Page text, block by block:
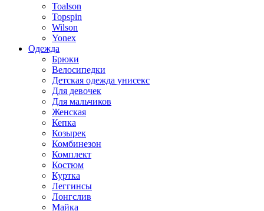
Toalson
Topspin
Wilson
Yonex
Одежда
Брюки
Велосипедки
Детская одежда унисекс
Для девочек
Для мальчиков
Женская
Кепка
Козырек
Комбинезон
Комплект
Костюм
Куртка
Леггинсы
Лонгслив
Майка